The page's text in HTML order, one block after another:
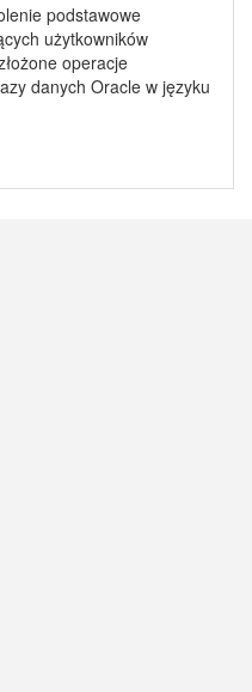
podstawowe
użytkowników
operacje
danych Oracle w języku